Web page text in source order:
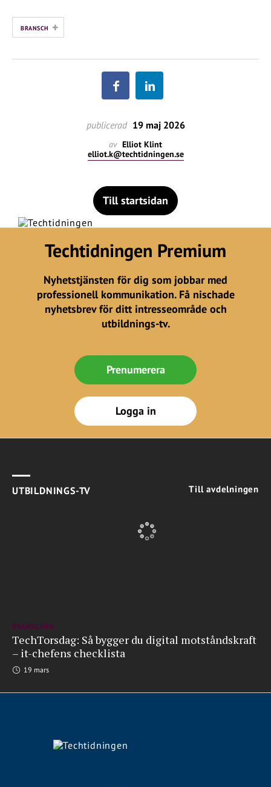
BRANSCH +
publicerad 19 maj 2026
av Elliot Klint
elliot.k@techtidningen.se
Till startsidan
Techtidningen Premium
Nyhetstjänsten för dig som jobbar med
professionell kommunikation. Få nischade
nyhetsbrev för ditt intresseområde och
utbildnings-tv.
Prenumerera
Logga in
UTBILDNINGS-TV Till avdelningen
BRANSCHEN
TechTorsdag: Så bygger du digital motståndskraft
– it-chefens checklista
19 mars